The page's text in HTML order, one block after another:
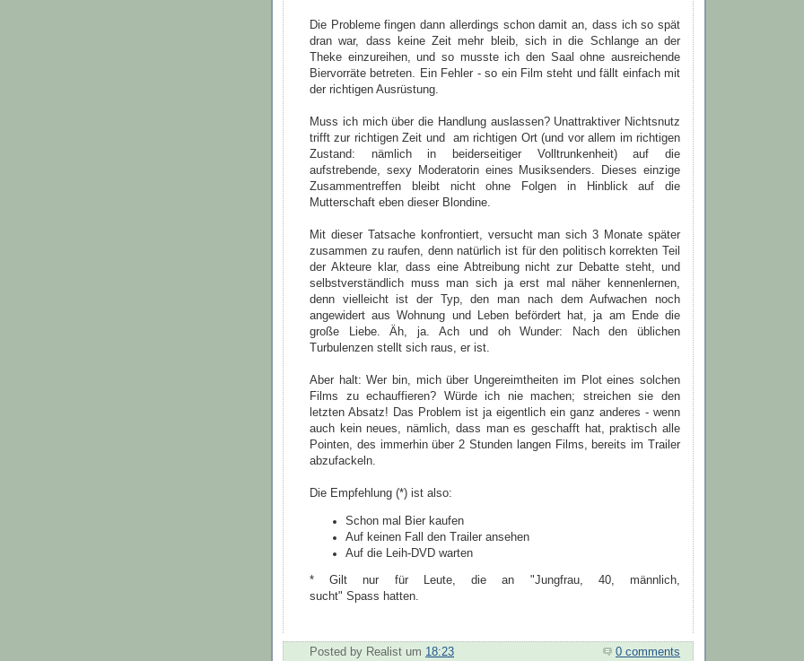
Die Probleme fingen dann allerdings schon damit an, dass ich so spät
dran war, dass keine Zeit mehr bleib, sich in die Schlange an der
Theke einzureihen, und so musste ich den Saal ohne ausreichende
Biervorräte betreten. Ein Fehler - so ein Film steht und fällt einfach mit
der richtigen Ausrüstung.
Muss ich mich über die Handlung auslassen? Unattraktiver Nichtsnutz
trifft zur richtigen Zeit und am richtigen Ort (und vor allem im richtigen
Zustand: nämlich in beiderseitiger Volltrunkenheit) auf die
aufstrebende, sexy Moderatorin eines Musiksenders. Dieses einzige
Zusammentreffen bleibt nicht ohne Folgen in Hinblick auf die
Mutterschaft eben dieser Blondine.
Mit dieser Tatsache konfrontiert, versucht man sich 3 Monate später
zusammen zu raufen, denn natürlich ist für den politisch korrekten Teil
der Akteure klar, dass eine Abtreibung nicht zur Debatte steht, und
selbstverständlich muss man sich ja erst mal näher kennenlernen,
denn vielleicht ist der Typ, den man nach dem Aufwachen noch
angewidert aus Wohnung und Leben befördert hat, ja am Ende die
große Liebe. Äh, ja. Ach und oh Wunder: Nach den üblichen
Turbulenzen stellt sich raus, er ist.
Aber halt: Wer bin, mich über Ungereimtheiten im Plot eines solchen
Films zu echauffieren? Würde ich nie machen; streichen sie den
letzten Absatz! Das Problem ist ja eigentlich ein ganz anderes - wenn
auch kein neues, nämlich, dass man es geschafft hat, praktisch alle
Pointen, des immerhin über 2 Stunden langen Films, bereits im Trailer
abzufackeln.
Die Empfehlung (*) ist also:
Schon mal Bier kaufen
Auf keinen Fall den Trailer ansehen
Auf die Leih-DVD warten
* Gilt nur für Leute, die an "Jungfrau, 40, männlich,
sucht" Spass hatten.
Posted by Realist um 18:23
0 comments